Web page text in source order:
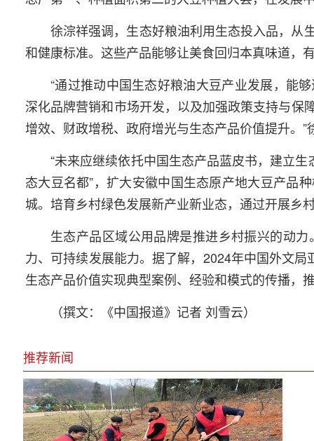
徐淙祥强调，生态好粮油利用生态投入品，从
和健康标准。这些产品能够让美食回归本真味道，
“通过推动中国生态好粮油大豆产业发展，能
深化品牌营销和市场开发，以及加强政策支持与
增效、财政增税、政府增光与生态产品价值提升。”
“未来应继续依托中国生态产品蓝皮书，建立
态大豆名都”，扩大安徽中国生态原产地大豆产品
城。培育乡村绿色发展新产业新业态，通过开展乡
生态产品区域公用品牌是推进乡村振兴的动
力、可持续发展能力。据了解，2024年中国外文
生态产品价值实现典型案例、经验和模式的传播，
（撰文：《中国报道》记者 刘雪云）
推荐新闻